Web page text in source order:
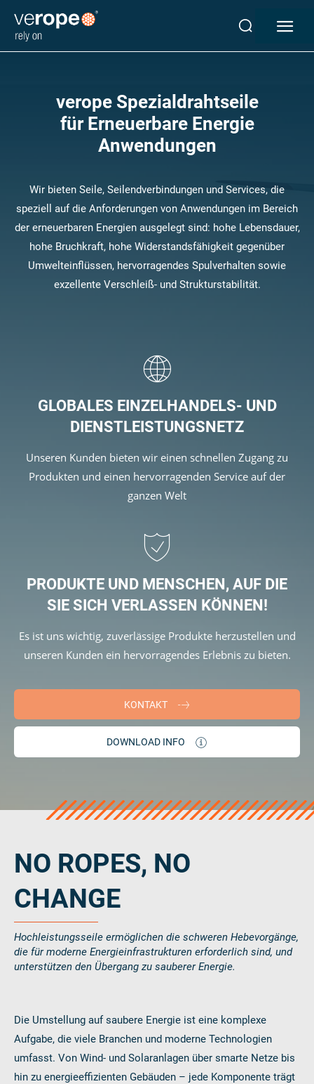
verotop P
verotop XP
verotop
verotop S
verotop S+
verotop E
verotech 10
verosteel 8
Unternehmen
verope Wordwide
Kontakt Händler Rope Academy Videos Technologie
RiseTec Elevator Ropes
verope Spezialdrahtseile
für Erneuerbare Energie
Anwendungen
Wir bieten Seile, Seilendverbindungen und Services, die
speziell auf die Anforderungen von Anwendungen im Bereich
der erneuerbaren Energien ausgelegt sind: hohe Lebensdauer,
hohe Bruchkraft, hohe Widerstandsfähigkeit gegenüber
Umwelteinflüssen, hervorragendes Spulverhalten sowie
exzellente Verschleiß- und Strukturstabilität.
GLOBALES EINZELHANDELS- UND
DIENSTLEISTUNGSNETZ
Unseren Kunden bieten wir einen schnellen Zugang zu
Produkten und einen hervorragenden Service auf der
ganzen Welt
PRODUKTE UND MENSCHEN, AUF DIE
SIE SICH VERLASSEN KÖNNEN!
Es ist uns wichtig, zuverlässige Produkte herzustellen und
unseren Kunden ein hervorragendes Erlebnis zu bieten.
KONTAKT
DOWNLOAD INFO
NO ROPES, NO
CHANGE
Hochleistungsseile ermöglichen die schweren Hebevorgänge,
die für moderne Energieinfrastrukturen erforderlich sind, und
unterstützen den Übergang zu sauberer Energie.
Die Umstellung auf saubere Energie ist eine komplexe
Aufgabe, die viele Branchen und moderne Technologien
umfasst. Von Wind- und Solaranlagen über smarte Netze bis
hin zu energieeffizienten Gebäuden – jede Komponente trägt